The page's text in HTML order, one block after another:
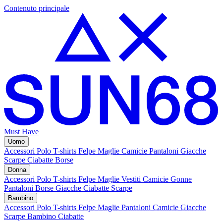
Contenuto principale
Must Have
Uomo
Accessori Polo T-shirts Felpe Maglie Camicie Pantaloni Giacche
Scarpe Ciabatte Borse
Donna
Accessori Polo T-shirts Felpe Maglie Vestiti Camicie Gonne
Pantaloni Borse Giacche Ciabatte Scarpe
Bambino
Accessori Polo T-shirts Felpe Maglie Pantaloni Camicie Giacche
Scarpe Bambino Ciabatte